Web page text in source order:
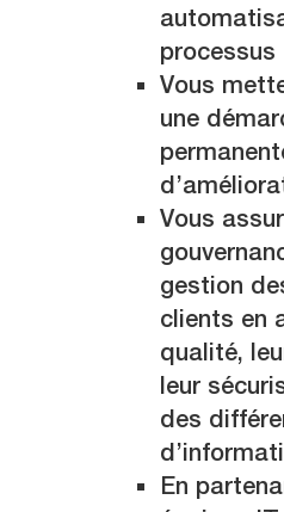
processus
Vous
une
Vous
gestion
clients en
qualité,
leur
des
En